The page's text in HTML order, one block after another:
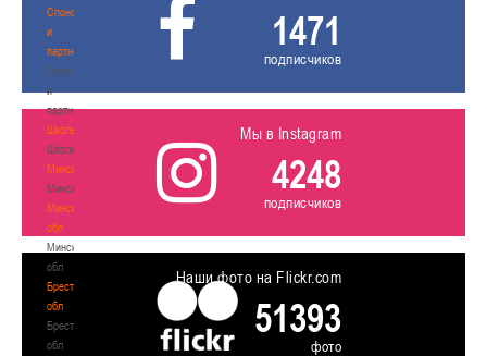
Спонсоры
и
партнеры
Спонсоры
и
партнеры
Школы
Школы
Минск
Минск
Минская
обл
Минская
обл
Брестская
обл
Брестская
обл
1471
подписчиков
Мы в Instagram
4248
подписчиков
Наши фото на Flickr.com
51393
фото